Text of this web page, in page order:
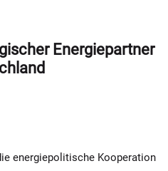
Energiepartner
energiepolitische Kooperation